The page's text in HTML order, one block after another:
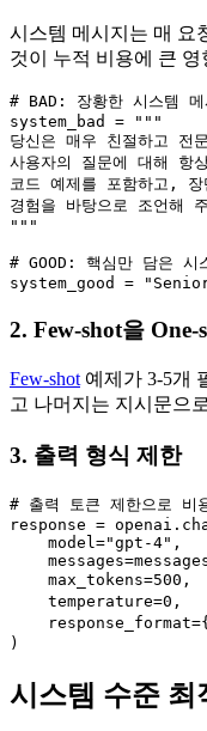
시스템 메시지는 매 요
것이 누적 비용에 큰 영
# BAD: 장황한 시스템
system_bad = """
당신은 매우 친절하고 전
사용자의 질문에 대해 항
코드 예제를 포함하고, 장
경험을 바탕으로 조언해
"""
# GOOD: 핵심만 담은
system_good =
2. Few-shot을 One-
Few-shot예제가 3-5개
고 나머지는 지시문으
3. 출력 형식 제한
# 출력 토큰 제한으로 비
response =
    model="gpt-4",
max_tokens=500,
temperature=0,
)
시스템 수준 최